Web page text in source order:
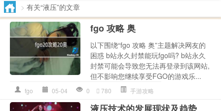
> 有关“液压”的文章
fgo 攻略 奥
以下围绕“fgo 攻略 奥”主题解决网友的
困惑 b站永久封禁能玩fgo吗? b站永久
封禁可能会导致您无法再登录到该网站,
但不影响您继续享受FGO的游戏乐...
fgo 05-04 0 780 手游攻略